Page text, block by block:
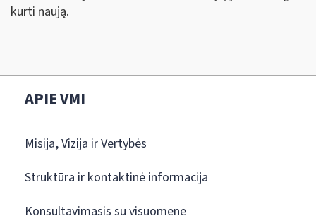
kurti naują.
APIE VMI
Misija, Vizija ir Vertybės
Struktūra ir kontaktinė informacija
Konsultavimasis su visuomene